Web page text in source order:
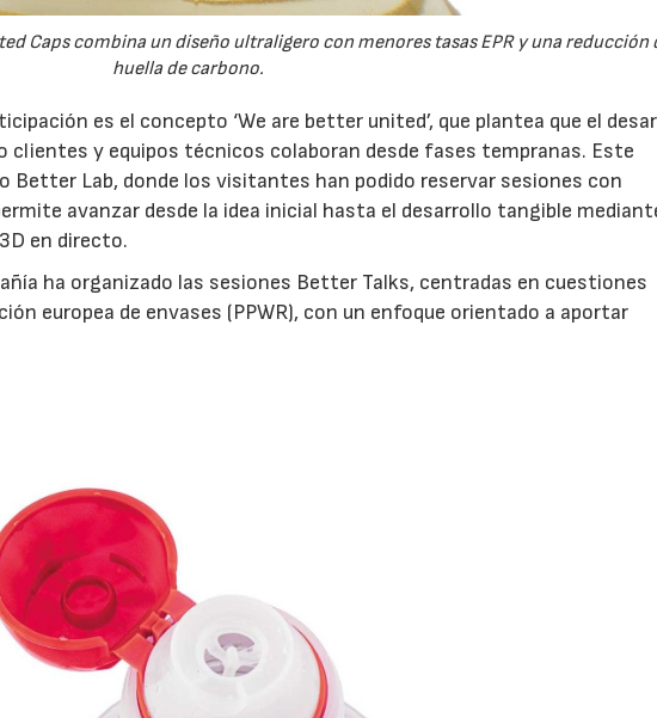
Caps combina un diseño ultraligero con menores tasas EPR y una reducción
huella de carbono.
es el concepto ‘We are better united’, que plantea que el
clientes y equipos técnicos colaboran desde fases tempranas. Este
Better Lab, donde los visitantes han podido reservar sesiones con
avanzar desde la idea inicial hasta el desarrollo tangible
en directo.
ha organizado las sesiones Better Talks, centradas en cuestiones
europea de envases (PPWR), con un enfoque orientado a aportar